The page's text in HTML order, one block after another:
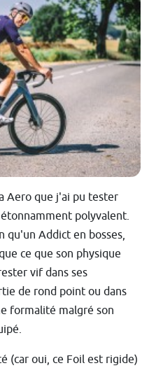
Aero que j'ai pu tester
polyvalent.
qu'un Addict en bosses,
ce que son physique
vif dans ses
de rond point ou dans
formalité malgré son
(car oui, ce Foil est rigide)